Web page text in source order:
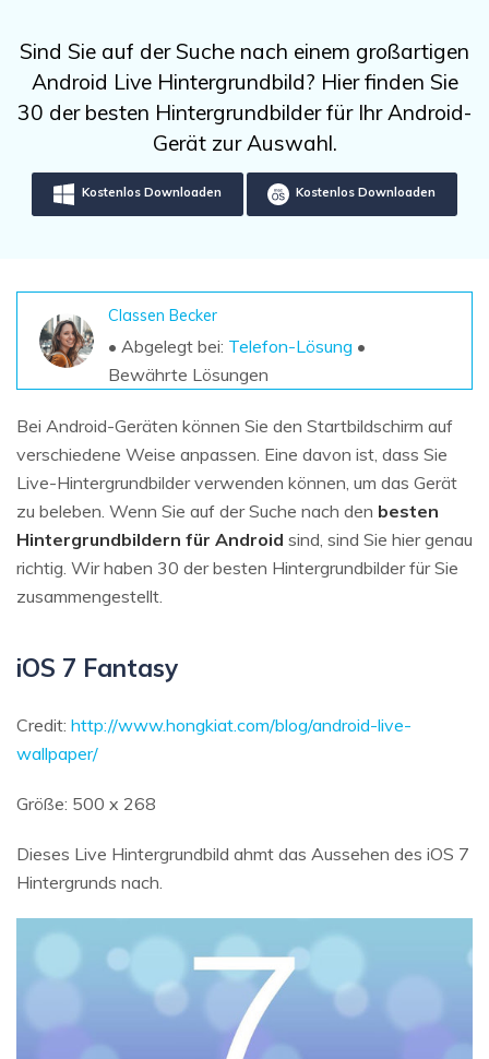
Kostenlos Testen
Recoverit kostenlos
Verlorene/gel?schte Daten kostenlos
Weitere Produkte
Repairit - Datenreparatur
UBackit - Datensicherung
Datenverlust-Szenarien
ALLE FUNKTIONEN ENTDECKEN
Aktuelles Thema
search
Sind Sie auf der Suche nach einem großartigen
Android Live Hintergrundbild? Hier finden Sie
30 der besten Hintergrundbilder für Ihr Android-
Gerät zur Auswahl.
Kostenlos Downloaden Kostenlos Downloaden
Classen Becker
• Abgelegt bei: Telefon-Lösung •
Bewährte Lösungen
Bei Android-Geräten können Sie den Startbildschirm auf
verschiedene Weise anpassen. Eine davon ist, dass Sie
Live-Hintergrundbilder verwenden können, um das Gerät
zu beleben. Wenn Sie auf der Suche nach den besten
Hintergrundbildern für Android sind, sind Sie hier genau
richtig. Wir haben 30 der besten Hintergrundbilder für Sie
zusammengestellt.
iOS 7 Fantasy
Credit: http://www.hongkiat.com/blog/android-live-
wallpaper/
Größe: 500 x 268
Dieses Live Hintergrundbild ahmt das Aussehen des iOS 7
Hintergrunds nach.